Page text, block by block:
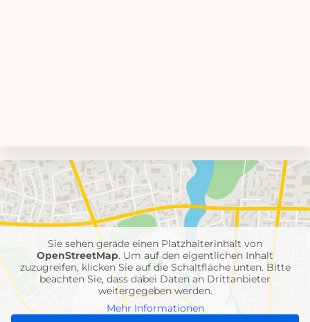
Umgebungskarte
mit
Feuerwehr-
Einheiten
Sie sehen gerade einen Platzhalterinhalt von
OpenStreetMap. Um auf den eigentlichen Inhalt
zuzugreifen, klicken Sie auf die Schaltfläche unten. Bitte
beachten Sie, dass dabei Daten an Drittanbieter
weitergegeben werden.
Mehr Informationen